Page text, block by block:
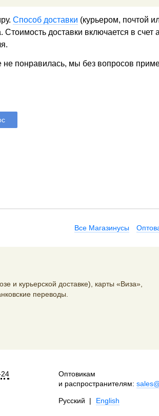
Способ доставки (курьером, почтой
доставки включается в счет
не понравилась, мы без вопросов
Все Магазинусы
и курьерской доставке), карты «Виза»,
переводы.
Оптовикам
и распространителям:
Русский | English